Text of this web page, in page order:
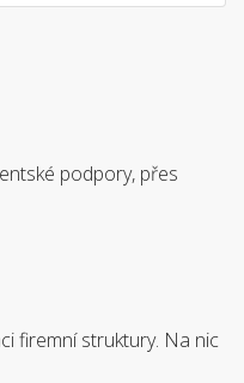
podpory, přes
firemní struktury. Na nic